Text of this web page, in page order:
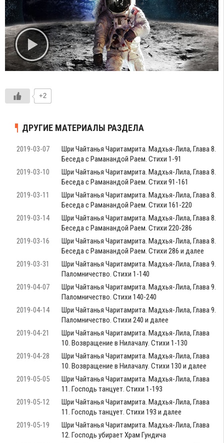
+2
ДРУГИЕ МАТЕРИАЛЫ РАЗДЕЛА
2019-03-07
Шри Чайтанья Чаритамрита. Мадхья-Лила, Глава 8.
Беседа с Раманандой Раем. Стихи 1-91
2019-03-10
Шри Чайтанья Чаритамрита. Мадхья-Лила, Глава 8.
Беседа с Раманандой Раем. Стихи 91-161
2019-03-11
Шри Чайтанья Чаритамрита. Мадхья-Лила, Глава 8.
Беседа с Раманандой Раем. Стихи 161-220
2019-03-14
Шри Чайтанья Чаритамрита. Мадхья-Лила, Глава 8.
Беседа с Раманандой Раем. Стихи 220-286
2019-03-16
Шри Чайтанья Чаритамрита. Мадхья-Лила, Глава 8.
Беседа с Раманандой Раем. Стихи 286 и далее
2019-03-31
Шри Чайтанья Чаритамрита. Мадхья-Лила, Глава 9.
Паломничество. Стихи 1-140
2019-04-07
Шри Чайтанья Чаритамрита. Мадхья-Лила, Глава 9.
Паломничество. Стихи 140-240
2019-04-14
Шри Чайтанья Чаритамрита. Мадхья-Лила, Глава 9.
Паломничество. Стихи 240 и далее
2019-04-21
Шри Чайтанья Чаритамрита. Мадхья-Лила, Глава
10. Возвращение в Нилачалу. Стихи 1-130
2019-04-28
Шри Чайтанья Чаритамрита. Мадхья-Лила, Глава
10. Возвращение в Нилачалу. Стихи 130 и далее
2019-05-05
Шри Чайтанья Чаритамрита. Мадхья-Лила, Глава
11. Господь танцует. Стихи 1-193
2019-05-12
Шри Чайтанья Чаритамрита. Мадхья-Лила, Глава
11. Господь танцует. Стихи 193 и далее
2019-05-19
Шри Чайтанья Чаритамрита. Мадхья-Лила, Глава
12. Господь убирает Храм Гундича